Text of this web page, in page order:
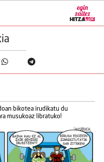
bikotea irudikatu du
musukoaz libratuko!